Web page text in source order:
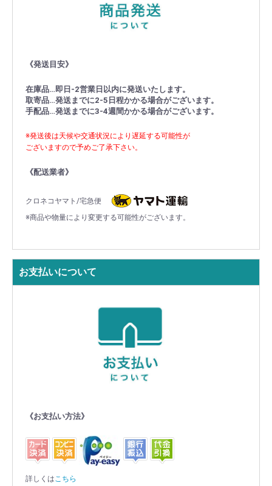
《発送目安》
在庫品…即日-2営業日以内に発送いたします。
取寄品…発送までに2-5日程かかる場合がございます。
手配品…発送までに3-4週間かかる場合がございます。
※発送後は天候や交通状況により遅延する可能性が
ございますので予めご了承下さい。
《配送業者》
クロネコヤマト/宅急便
※商品や物量により変更する可能性がございます。
お支払いについて
《お支払い方法》
詳しくはこちら